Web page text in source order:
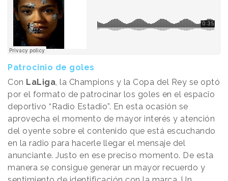
Patrocinio de goles
Con LaLiga, la Champions y la Copa del Rey se optó
por el formato de patrocinar los goles en el espacio
deportivo “Radio Estadio”. En esta ocasión se
aprovecha el momento de mayor interés y atención
del oyente sobre el contenido que está escuchando
en la radio para hacerle llegar el mensaje del
anunciante. Justo en ese preciso momento. De esta
manera se consigue generar un mayor recuerdo y